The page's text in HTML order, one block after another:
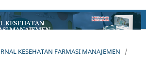
KESEHATAN FARMASI MANAJEMEN
/